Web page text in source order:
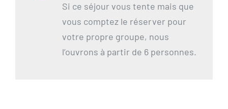
Si ce séjour vous tente mais que
vous comptez le réserver pour
votre propre groupe, nous
l’ouvrons à partir de 6 personnes.